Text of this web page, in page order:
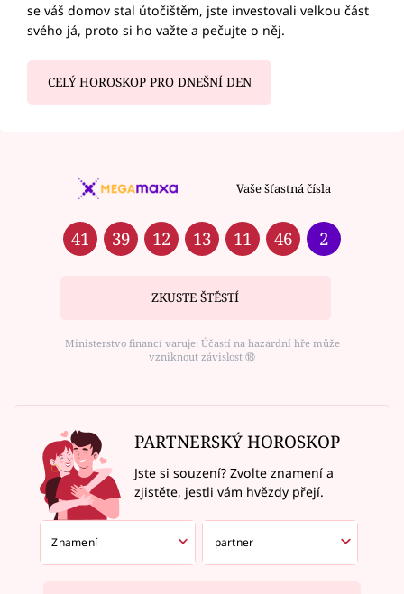
se váš domov stal útočištěm, jste investovali velkou část
svého já, proto si ho važte a pečujte o něj.
CELÝ HOROSKOP PRO DNEŠNÍ DEN
Vaše šťastná čísla
41 39 12 13 11 46 2
ZKUSTE ŠTĚSTÍ
Ministerstvo financí varuje: Účastí na hazardní hře může
vzniknout závislost ⑱
PARTNERSKÝ HOROSKOP
Jste si souzení? Zvolte znamení a
zjistěte, jestli vám hvězdy přejí.